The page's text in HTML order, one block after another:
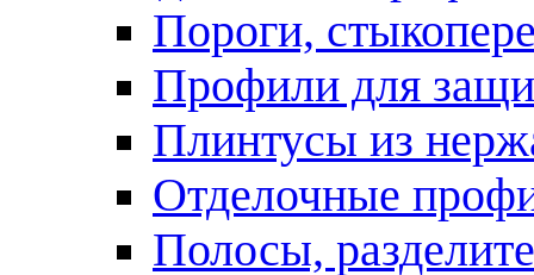
Пороги,
Профили для
Плинтусы из
Отделочные
Полосы,